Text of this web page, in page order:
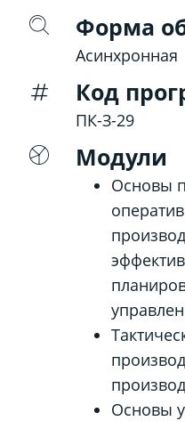
Форма
Асинхронная
Код
ПК-З-29
Модули
Основы
Основы